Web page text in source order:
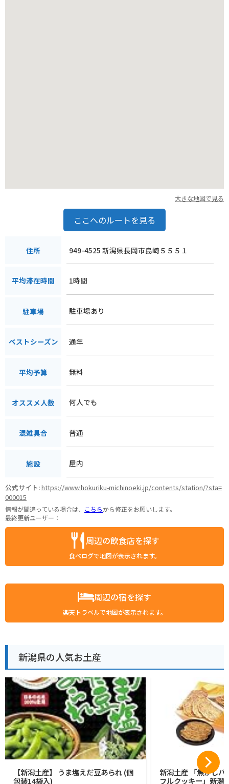
大きな地図で見る
ここへのルートを見る
住所 949-4525 新潟県長岡市島崎５５５１
平均滞在時間 1時間
駐車場 駐車場あり
ベストシーズン 通年
平均予算 無料
オススメ人数 何人でも
混雑具合 普通
施設 屋内
公式サイト:https://www.hokuriku-michinoeki.jp/contents/station/?sta=
000015
情報が間違っている場合は、 こちらから修正をお願いします。
最終更新ユーザー：
周辺の飲食店を探す
食べログで地図が表示されます。
周辺の宿を探す
楽天トラベルで地図が表示されます。
新潟県の人気お土産
【新潟土産】 うま塩えだ豆あられ (個
包装14袋入)
新潟土産 「焦がしバ
フルクッキー」新潟